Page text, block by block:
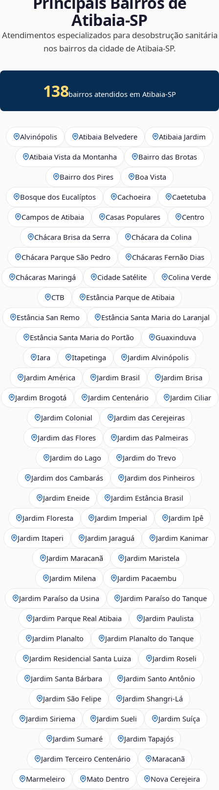
Atibaia‑SP
Atendimentos especializados para desobstrução sanitária
nos bairros da cidade de Atibaia‑SP.
138bairros atendidos em Atibaia-SP
Alvinópolis Atibaia Belvedere Atibaia Jardim
Atibaia Vista da Montanha Bairro das Brotas
Bairro dos Pires Boa Vista
Bosque dos Eucalíptos Cachoeira Caetetuba
Campos de Atibaia Casas Populares Centro
Chácara Brisa da Serra Chácara da Colina
Chácara Parque São Pedro Chácaras Fernão Dias
Chácaras Maringá Cidade Satélite Colina Verde
CTB Estância Parque de Atibaia
Estância San Remo Estância Santa Maria do Laranjal
Estância Santa Maria do Portão Guaxinduva
Iara Itapetinga Jardim Alvinópolis
Jardim América Jardim Brasil Jardim Brisa
Jardim Brogotá Jardim Centenário Jardim Ciliar
Jardim Colonial Jardim das Cerejeiras
Jardim das Flores Jardim das Palmeiras
Jardim do Lago Jardim do Trevo
Jardim dos Cambarás Jardim dos Pinheiros
Jardim Eneide Jardim Estância Brasil
Jardim Floresta Jardim Imperial Jardim Ipê
Jardim Itaperi Jardim Jaraguá Jardim Kanimar
Jardim Maracanã Jardim Maristela
Jardim Milena Jardim Pacaembu
Jardim Paraíso da Usina Jardim Paraíso do Tanque
Jardim Parque Real Atibaia Jardim Paulista
Jardim Planalto Jardim Planalto do Tanque
Jardim Residencial Santa Luiza Jardim Roseli
Jardim Santa Bárbara Jardim Santo Antônio
Jardim São Felipe Jardim Shangri-Lá
Jardim Siriema Jardim Sueli Jardim Suíça
Jardim Sumaré Jardim Tapajós
Jardim Terceiro Centenário Maracanã
Marmeleiro Mato Dentro Nova Cerejeira